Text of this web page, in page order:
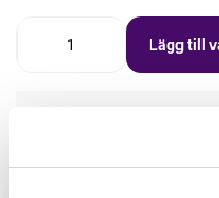
Lägg till
Lägg först
välj sedan